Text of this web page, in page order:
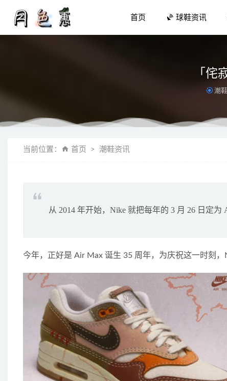
首页 球鞋资讯
「侘
潮
当前位置： 首页 潮鞋资讯
从 2014 年开始，Nike 就把每年的 3 月 26 日定
今年，正好是 Air Max 诞生 35 周年，为庆祝这一时刻，